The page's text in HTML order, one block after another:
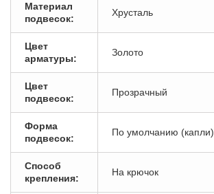
Материал
подвесок:
Хрусталь
Цвет
арматуры:
Золото
Цвет
подвесок:
Прозрачный
Форма
подвесок:
По умолчанию (капли)
Способ
крепления:
На крючок